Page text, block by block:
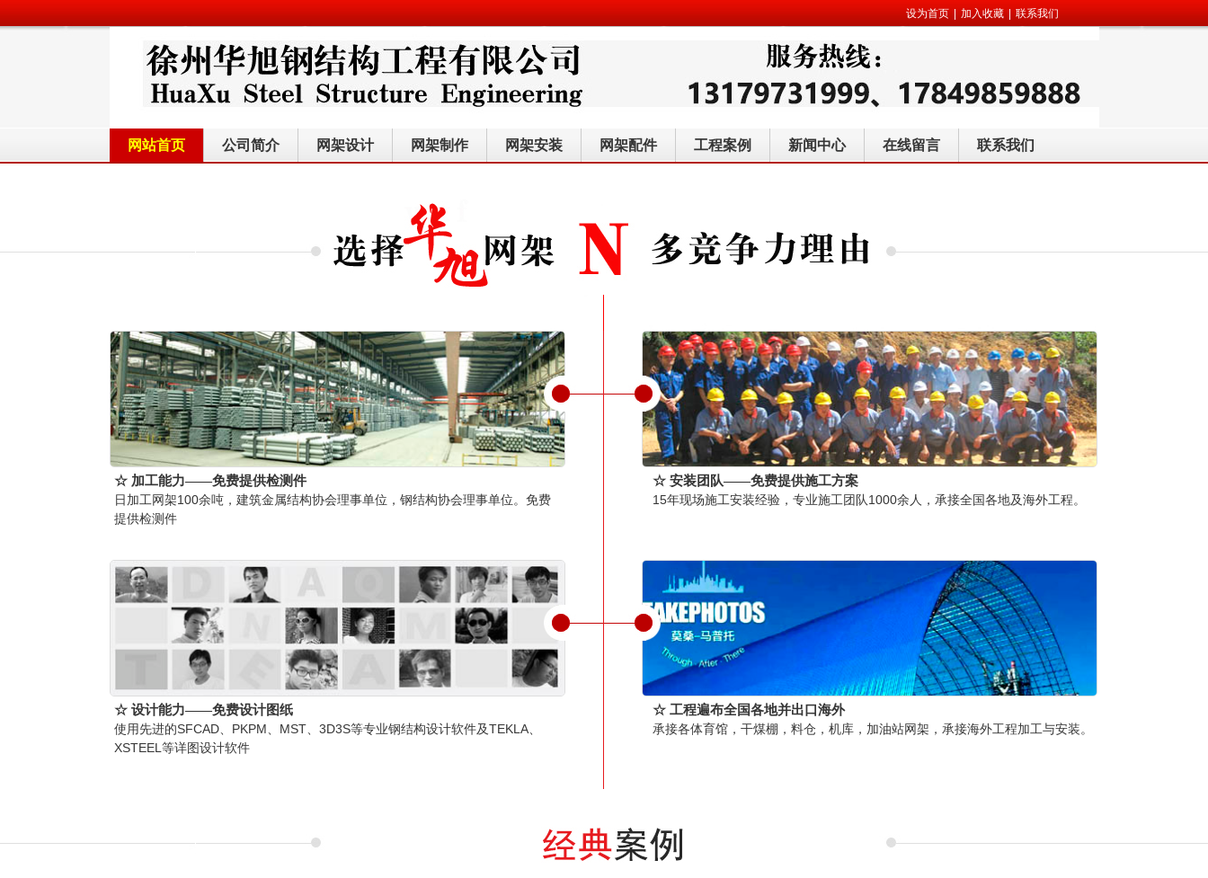
设为首页 加入收藏 联系我们
网站首页 公司简介 网架设计 网架制作 网架安装 网架配件 工程案例 新闻中心 在线留言 联系我们
☆ 加工能力——免费提供检测件
日加工网架100余吨，建筑金属结构协会理事单位，钢结构协会理事单位。免费
提供检测件
☆ 安装团队——免费提供施工方案
15年现场施工安装经验，专业施工团队1000余人，承接全国各地及海外工程。
☆ 设计能力——免费设计图纸
使用先进的SFCAD、PKPM、MST、3D3S等专业钢结构设计软件及TEKLA、
XSTEEL等详图设计软件
☆ 工程遍布全国各地并出口海外
承接各体育馆，干煤棚，料仓，机库，加油站网架，承接海外工程加工与安装。